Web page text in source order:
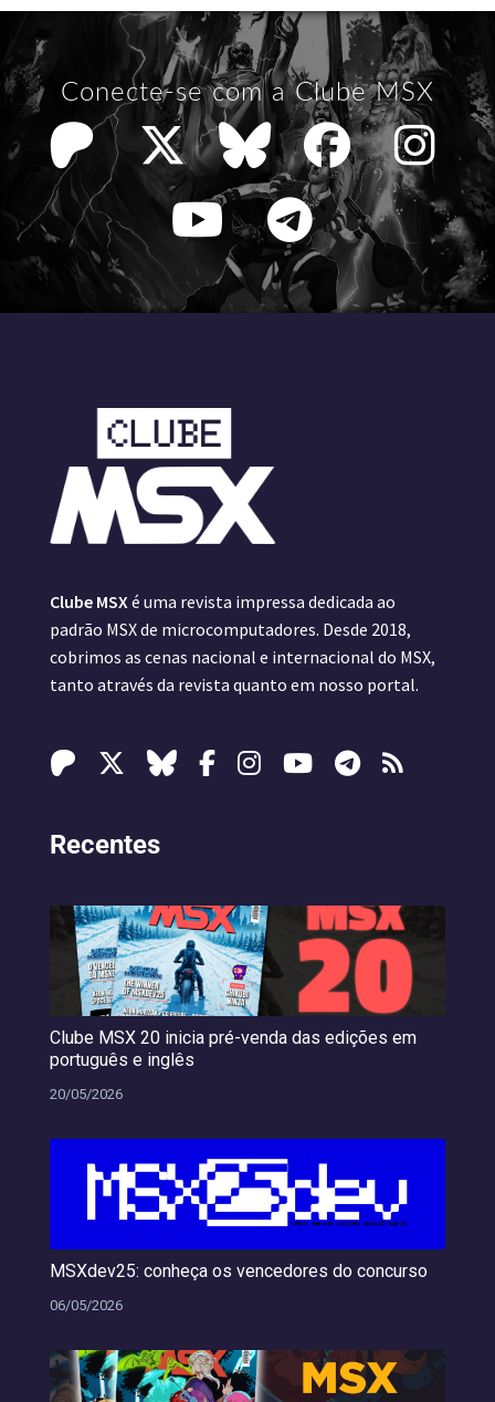
Conecte-se com a Clube MSX
Clube MSXé uma revista impressa dedicada ao
padrão MSX de microcomputadores. Desde 2018,
cobrimos as cenas nacional e internacional do MSX,
tanto através da revista quanto em nosso portal.
Recentes
Clube MSX 20 inicia pré-venda das edições em
português e inglês
20/05/2026
MSXdev25: conheça os vencedores do concurso
06/05/2026